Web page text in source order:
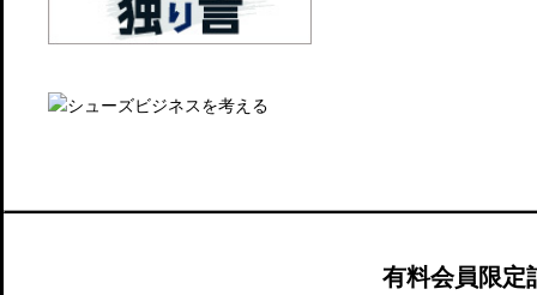
有料会員限定